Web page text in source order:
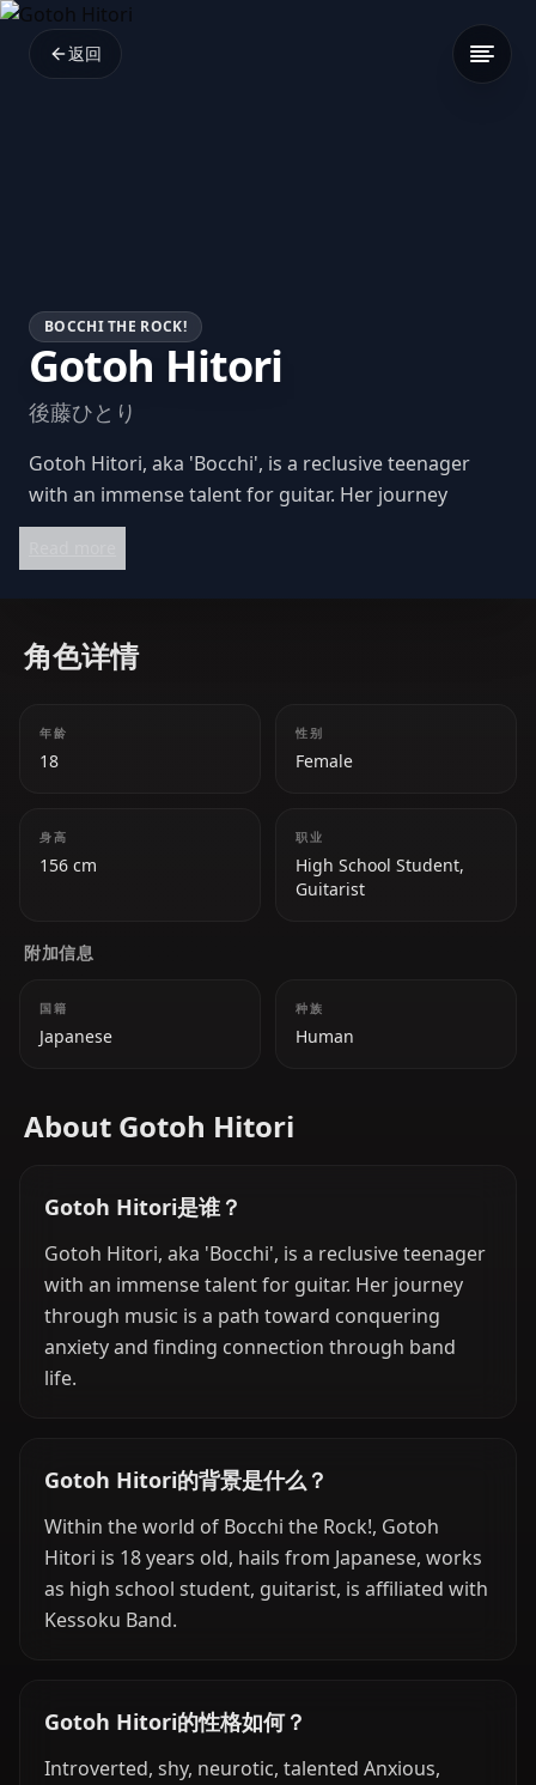
返回
BOCCHI THE ROCK!
Gotoh Hitori
後藤ひとり
Gotoh Hitori, aka 'Bocchi', is a reclusive teenager
with an immense talent for guitar. Her journey
through music is a path toward conquering anxiety
角色详情
年龄
18
性别
Female
身高
156 cm
职业
High School Student,
Guitarist
附加信息
国籍
Japanese
种族
Human
About Gotoh Hitori
Gotoh Hitori是谁？
Gotoh Hitori, aka 'Bocchi', is a reclusive teenager
with an immense talent for guitar. Her journey
through music is a path toward conquering
anxiety and finding connection through band
life.
Gotoh Hitori的背景是什么？
Within the world of Bocchi the Rock!, Gotoh
Hitori is 18 years old, hails from Japanese, works
as high school student, guitarist, is affiliated with
Kessoku Band.
Gotoh Hitori的性格如何？
Introverted, shy, neurotic, talented Anxious,